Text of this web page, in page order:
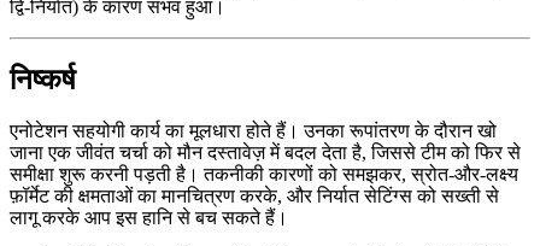
द्वि‑निर्यात) के कारण संभव हुआ।
निष्कर्ष
एनोटेशन सहयोगी कार्य का मूलधारा होते हैं। उनका रूपांतरण के दौरान खो
जाना एक जीवंत चर्चा को मौन दस्तावेज़ में बदल देता है, जिससे टीम को फिर से
समीक्षा शुरू करनी पड़ती है। तकनीकी कारणों को समझकर, स्रोत‑और‑लक्ष्य
फ़ॉर्मेट की क्षमताओं का मानचित्रण करके, और निर्यात सेटिंग्स को सख्ती से
लागू करके आप इस हानि से बच सकते हैं।